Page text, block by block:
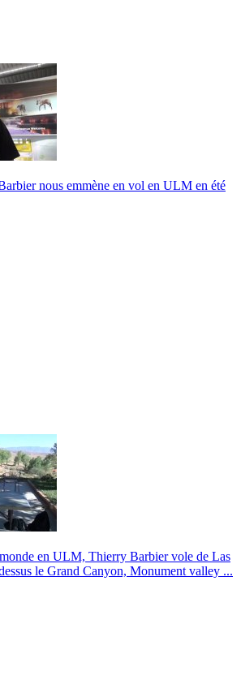
nous emmène en vol en ULM en été
en ULM, Thierry Barbier vole de Las
le Grand Canyon, Monument valley ...